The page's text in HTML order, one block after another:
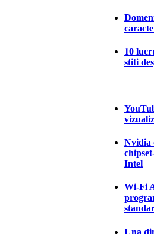
10
stiti
Nvidia
Intel
Wi-Fi
Una